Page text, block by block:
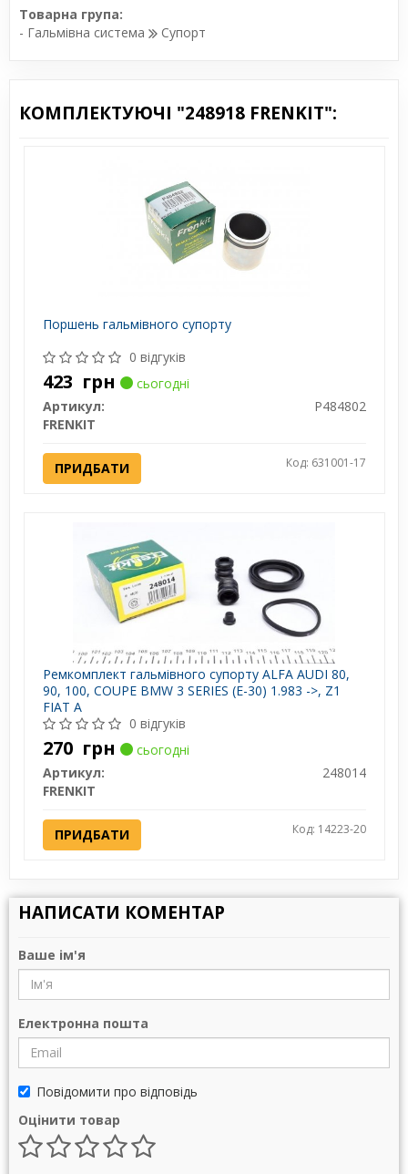
Товарна група:
- Гальмівна система
Супорт
КОМПЛЕКТУЮЧІ "248918 FRENKIT":
Поршень гальмівного супорту
0 відгуків
423 грн
сьогодні
Артикул:
P484802
FRENKIT
ПРИДБАТИ Код: 631001-17
Ремкомплект гальмівного супорту ALFA AUDI 80,
90, 100, COUPE BMW 3 SERIES (E-30) 1.983 ->, Z1
FIAT A
0 відгуків
270 грн
сьогодні
Артикул:
248014
FRENKIT
ПРИДБАТИ Код: 14223-20
НАПИСАТИ КОМЕНТАР
Ваше ім'я
Електронна пошта
Повідомити про відповідь
Оцінити товар